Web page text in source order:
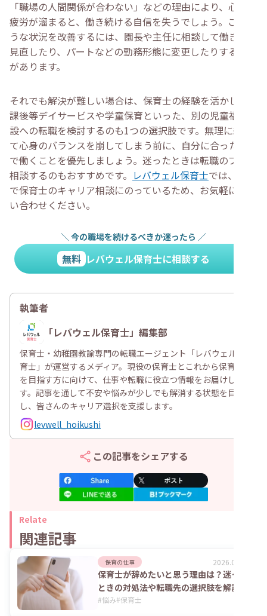
「職場の人間関係が合わない」などの理由により、心身の
疲労が溜まると、働き続ける自信を失うでしょう。このよ
うな状況を改善するには、園長や主任に相談して働き方を
見直したり、パートなどの勤務形態に変更したりする方法
があります。
それでも解決が難しい場合は、保育士の経験を活かして放
課後等デイサービスや学童保育といった、別の児童福祉施
設への転職を検討するのも1つの選択肢です。無理に続け
て心身のバランスを崩してしまう前に、自分に合った環境
で働くことを優先しましょう。迷ったときは転職のプロに
相談するのもおすすめです。 レバウェル保育士では、無料
で保育士のキャリア相談にのっているため、お気軽にお問
い合わせください。
＼ 今の職場を続けるべきか迷ったら ／
無料 レバウェル保育士に相談する
執筆者
A
「レバウェル保育士」編集部
保育士・幼稚園教諭専門の転職エージェント「レバウェル保
育士」が運営するメディア。現役の保育士とこれから保育士
を目指す方に向けて、仕事や転職に役立つ情報をお届けしま
す。記事を通して不安や悩みが少しでも解消する状態を目指
し、皆さんのキャリア選択を支援します。
levwell_hoikushi
この記事をシェアする
Relate
関連記事
保育の仕事 2026.07.07
保育士が辞めたいと思う理由は？迷った
ときの対処法や転職先の選択肢を解説
#悩み#保育士